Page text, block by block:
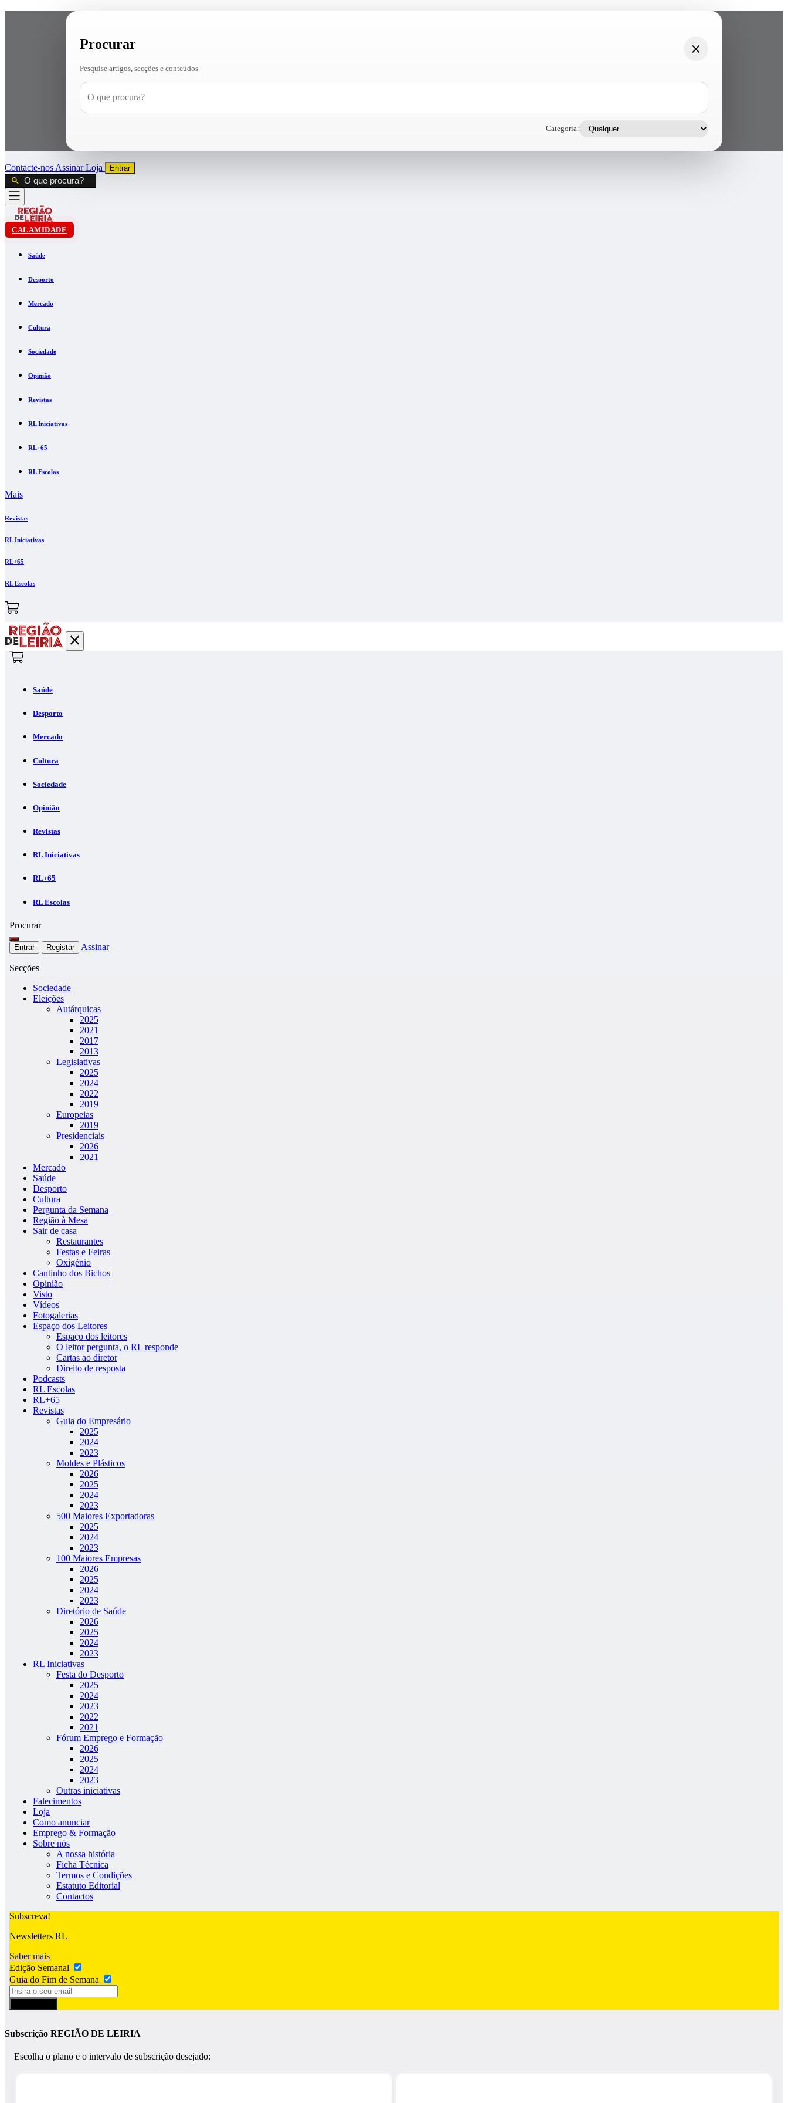
Procurar
Pesquise artigos, secções e conteúdos
Categoria:
Contacte-nos AssinarLoja Entrar
CALAMIDADE
Saúde
Desporto
Mercado
Cultura
Sociedade
Opinião
Revistas
RL Iniciativas
RL+65
RL Escolas
Mais
Revistas
RL Iniciativas
RL+65
RL Escolas
Saúde
Desporto
Mercado
Cultura
Sociedade
Opinião
Revistas
RL Iniciativas
RL+65
RL Escolas
Procurar
Entrar Registar Assinar
Secções
Sociedade
Eleições
Autárquicas
2025
2021
2017
2013
Legislativas
2025
2024
2022
2019
Europeias
2019
Presidenciais
2026
2021
Mercado
Saúde
Desporto
Cultura
Pergunta da Semana
Região à Mesa
Sair de casa
Restaurantes
Festas e Feiras
Oxigénio
Cantinho dos Bichos
Opinião
Visto
Vídeos
Fotogalerias
Espaço dos Leitores
Espaço dos leitores
O leitor pergunta, o RL responde
Cartas ao diretor
Direito de resposta
Podcasts
RL Escolas
RL+65
Revistas
Guia do Empresário
2025
2024
2023
Moldes e Plásticos
2026
2025
2024
2023
500 Maiores Exportadoras
2025
2024
2023
100 Maiores Empresas
2026
2025
2024
2023
Diretório de Saúde
2026
2025
2024
2023
RL Iniciativas
Festa do Desporto
2025
2024
2023
2022
2021
Fórum Emprego e Formação
2026
2025
2024
2023
Outras iniciativas
Falecimentos
Loja
Como anunciar
Emprego & Formação
Sobre nós
A nossa história
Ficha Técnica
Termos e Condições
Estatuto Editorial
Contactos
Subscreva!
Newsletters RL
Saber mais
Edição Semanal
Guia do Fim de Semana
Subscrição REGIÃO DE LEIRIA
Escolha o plano e o intervalo de subscrição desejado: